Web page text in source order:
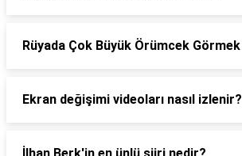
Rüyada Çok Büyük Örümcek Görmek
Ekran değişimi videoları nasıl izlenir?